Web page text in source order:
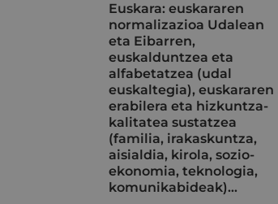
Euskara: euskararen
normalizazioa Udalean
eta Eibarren,
euskalduntzea eta
alfabetatzea (udal
euskaltegia), euskararen
erabilera eta hizkuntza-
kalitatea sustatzea
(familia, irakaskuntza,
aisialdia, kirola, sozio-
ekonomia, teknologia,
komunikabideak)…